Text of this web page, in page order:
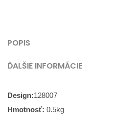
POPIS
ĎALŠIE INFORMÁCIE
Design:128007
Hmotnosť: 0.5kg